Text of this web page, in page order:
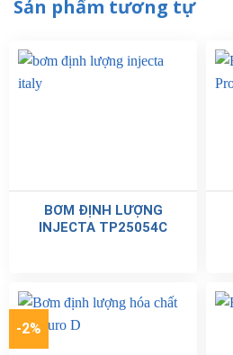
Sản phẩm tương tự
BƠM ĐỊNH LƯỢNG
INJECTA TP25054C
-2%